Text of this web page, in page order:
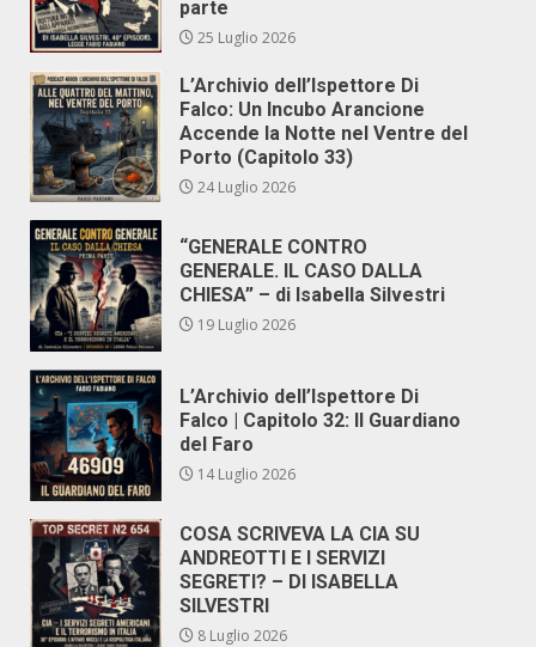
parte
25 Luglio 2026
L’Archivio dell’Ispettore Di
Falco: Un Incubo Arancione
Accende la Notte nel Ventre del
Porto (Capitolo 33)
24 Luglio 2026
“GENERALE CONTRO
GENERALE. IL CASO DALLA
CHIESA” – di Isabella Silvestri
19 Luglio 2026
L’Archivio dell’Ispettore Di
Falco | Capitolo 32: Il Guardiano
del Faro
14 Luglio 2026
COSA SCRIVEVA LA CIA SU
ANDREOTTI E I SERVIZI
SEGRETI? – DI ISABELLA
SILVESTRI
8 Luglio 2026